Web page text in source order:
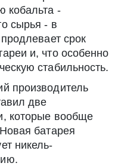
кобальта -
сырья - в
срок
и, что особенно
стабильность.
производитель
две
которые вообще
батарея
никель-